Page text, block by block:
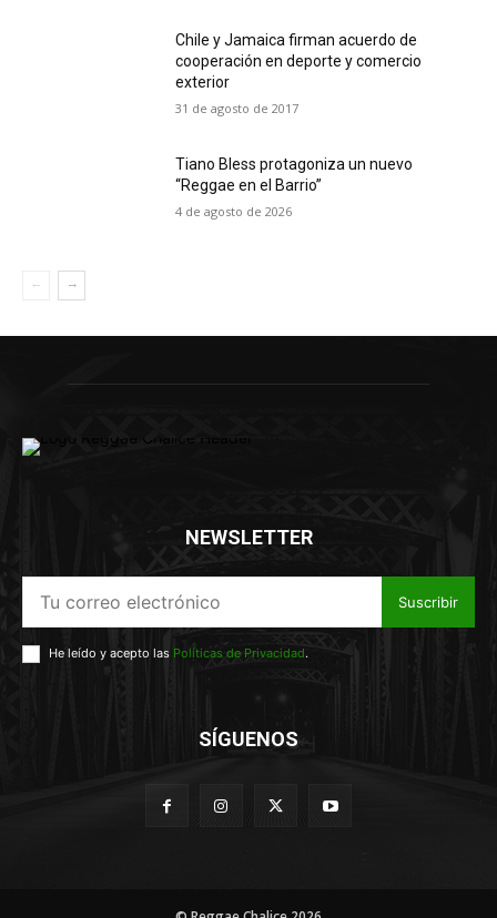
Chile y Jamaica firman acuerdo de
cooperación en deporte y comercio
exterior
31 de agosto de 2017
Tiano Bless protagoniza un nuevo
“Reggae en el Barrio”
4 de agosto de 2026
NEWSLETTER
Suscribir
He leído y acepto las Políticas de Privacidad.
SÍGUENOS